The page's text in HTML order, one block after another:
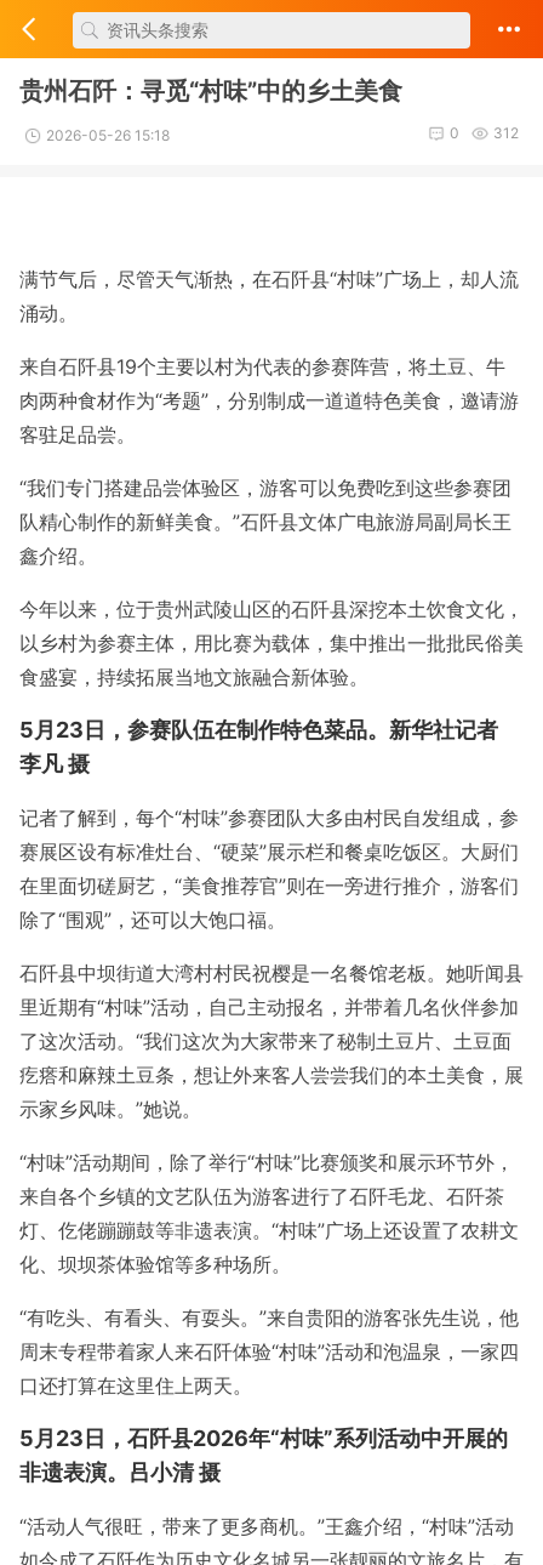
贵州石阡：寻觅“村味”中的乡土美食
2026-05-26 15:18 312
0
满节气后，尽管天气渐热，在石阡县“村味”广场上，却人流
涌动。
来自石阡县19个主要以村为代表的参赛阵营，将土豆、牛
肉两种食材作为“考题”，分别制成一道道特色美食，邀请游
客驻足品尝。
“我们专门搭建品尝体验区，游客可以免费吃到这些参赛团
队精心制作的新鲜美食。”石阡县文体广电旅游局副局长王
鑫介绍。
今年以来，位于贵州武陵山区的石阡县深挖本土饮食文化，
以乡村为参赛主体，用比赛为载体，集中推出一批批民俗美
食盛宴，持续拓展当地文旅融合新体验。
5月23日，参赛队伍在制作特色菜品。新华社记者
李凡 摄
记者了解到，每个“村味”参赛团队大多由村民自发组成，参
赛展区设有标准灶台、“硬菜”展示栏和餐桌吃饭区。大厨们
在里面切磋厨艺，“美食推荐官”则在一旁进行推介，游客们
除了“围观”，还可以大饱口福。
石阡县中坝街道大湾村村民祝樱是一名餐馆老板。她听闻县
里近期有“村味”活动，自己主动报名，并带着几名伙伴参加
了这次活动。“我们这次为大家带来了秘制土豆片、土豆面
疙瘩和麻辣土豆条，想让外来客人尝尝我们的本土美食，展
示家乡风味。”她说。
“村味”活动期间，除了举行“村味”比赛颁奖和展示环节外，
来自各个乡镇的文艺队伍为游客进行了石阡毛龙、石阡茶
灯、仡佬蹦蹦鼓等非遗表演。“村味”广场上还设置了农耕文
化、坝坝茶体验馆等多种场所。
“有吃头、有看头、有耍头。”来自贵阳的游客张先生说，他
周末专程带着家人来石阡体验“村味”活动和泡温泉，一家四
口还打算在这里住上两天。
5月23日，石阡县2026年“村味”系列活动中开展的
非遗表演。吕小清 摄
“活动人气很旺，带来了更多商机。”王鑫介绍，“村味”活动
如今成了石阡作为历史文化名城另一张靓丽的文旅名片，有